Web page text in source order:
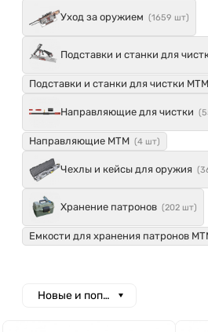
Уход за оружием (1659 шт)
Подставки и станки для
Подставки и станки для чистки MTM
Направляющие для чистки
Направляющие MTM (4 шт)
Чехлы и кейсы для оружия
Хранение патронов (202 шт)
Емкости для хранения патронов
Новые и популярные